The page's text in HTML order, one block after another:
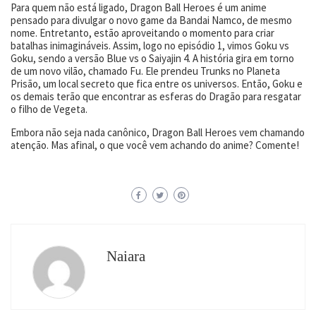
Para quem não está ligado, Dragon Ball Heroes é um anime
pensado para divulgar o novo game da Bandai Namco, de mesmo
nome. Entretanto, estão aproveitando o momento para criar
batalhas inimagináveis. Assim, logo no episódio 1, vimos Goku vs
Goku, sendo a versão Blue vs o Saiyajin 4. A história gira em torno
de um novo vilão, chamado Fu. Ele prendeu Trunks no Planeta
Prisão, um local secreto que fica entre os universos. Então, Goku e
os demais terão que encontrar as esferas do Dragão para resgatar
o filho de Vegeta.
Embora não seja nada canônico, Dragon Ball Heroes vem chamando
atenção. Mas afinal, o que você vem achando do anime? Comente!
Naiara